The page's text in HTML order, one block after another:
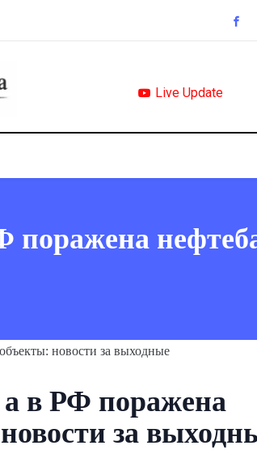
Live Update
в РФ поражена
за